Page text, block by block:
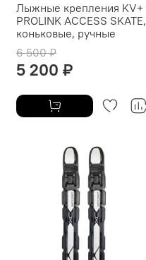
Лыжные крепления KV+
PROLINK ACCESS SKATE,
коньковые, ручные
6 500 ₽
5 200 ₽